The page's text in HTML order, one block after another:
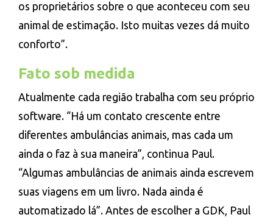
os proprietários sobre o que aconteceu com seu
animal de estimação. Isto muitas vezes dá muito
conforto”.
Fato sob medida
Atualmente cada região trabalha com seu próprio
software. “Há um contato crescente entre
diferentes ambulâncias animais, mas cada um
ainda o faz à sua maneira”, continua Paul.
“Algumas ambulâncias de animais ainda escrevem
suas viagens em um livro. Nada ainda é
automatizado lá”. Antes de escolher a GDK, Paul